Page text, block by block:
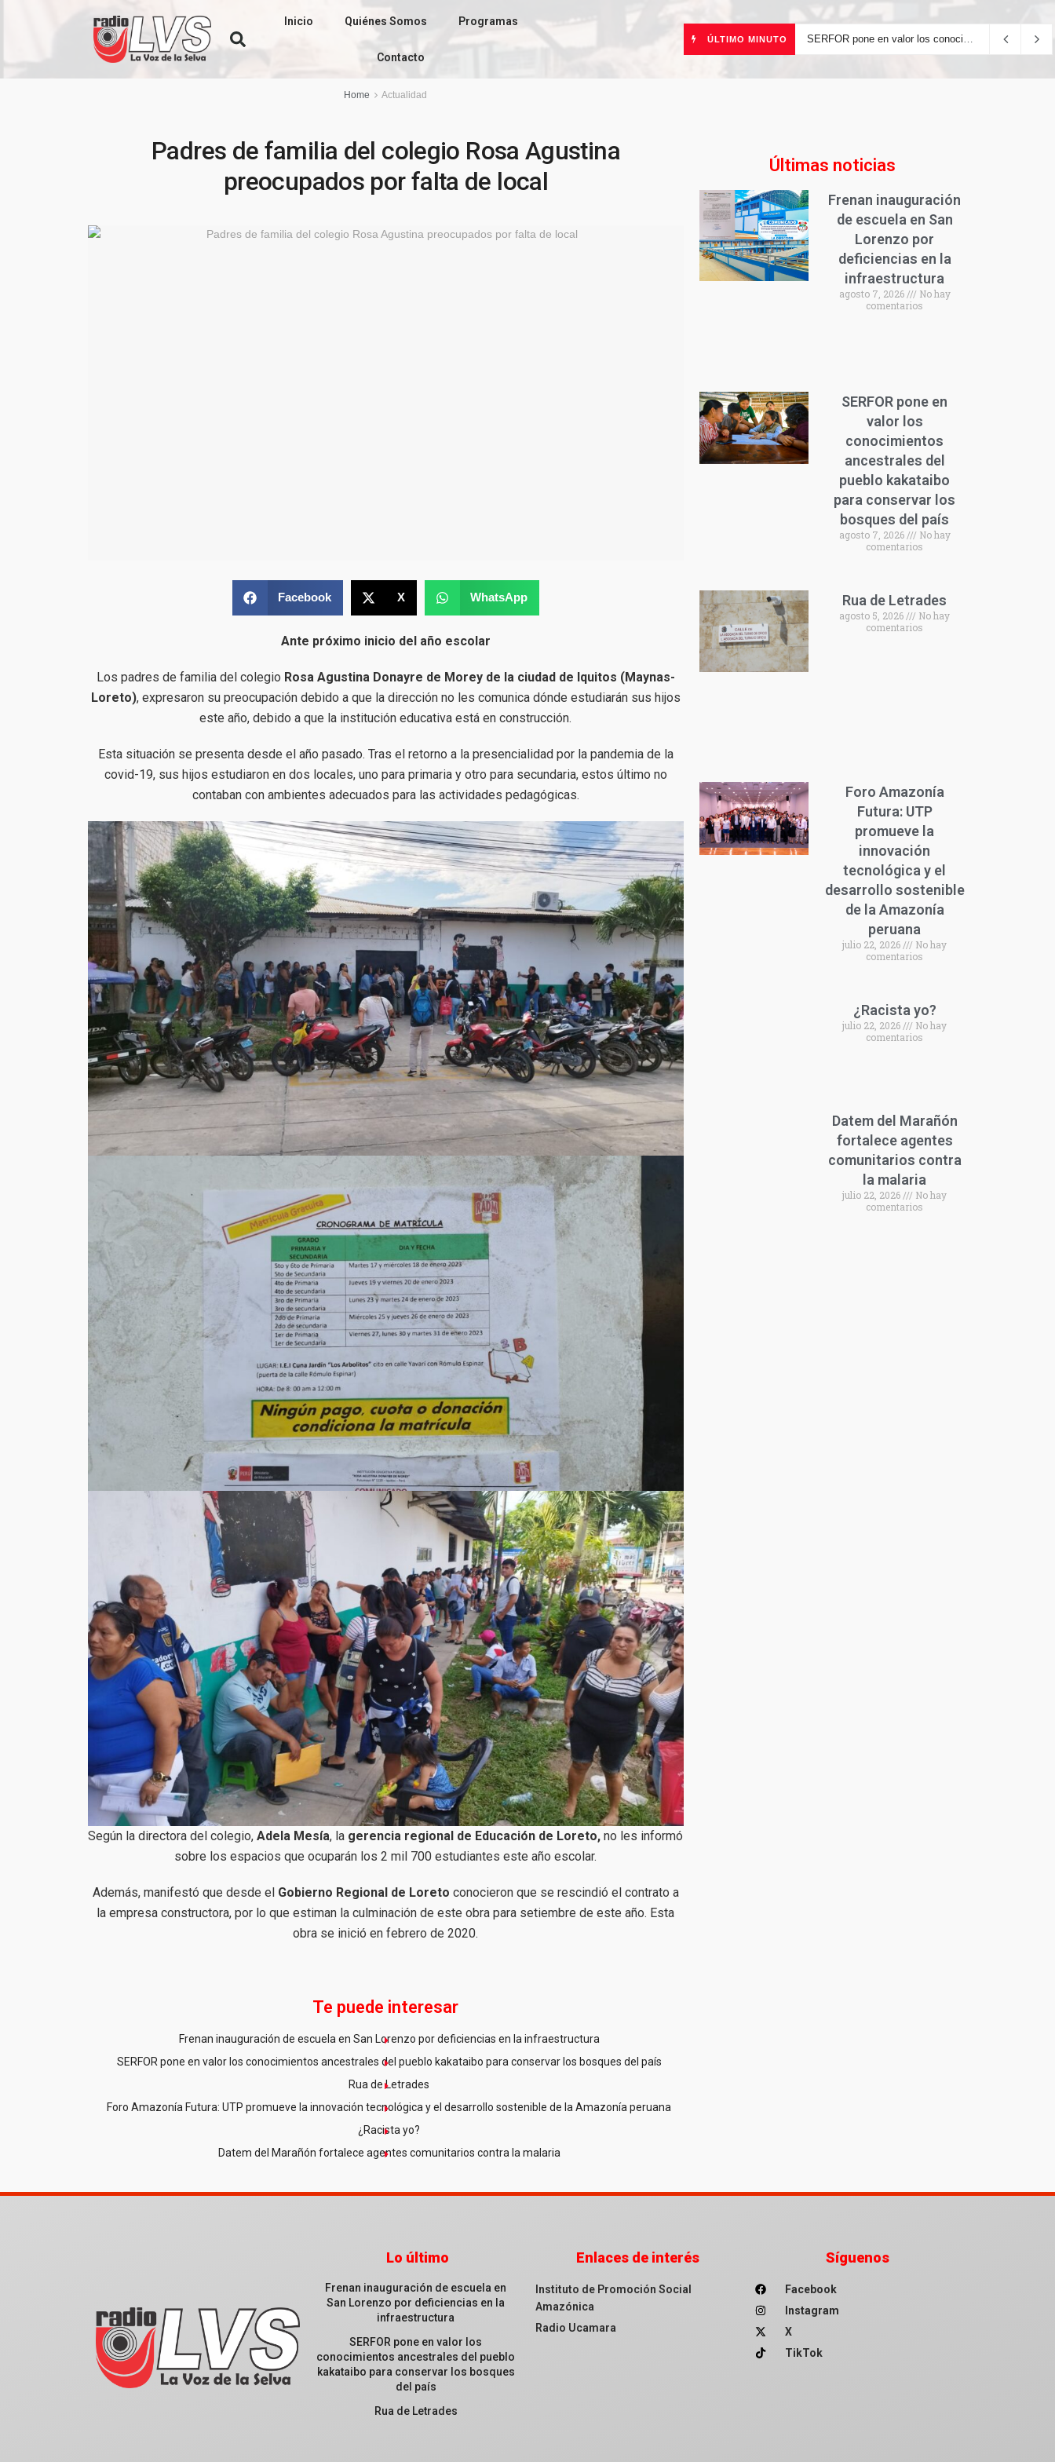
Inicio Quiénes Somos Programas
Contacto
ÚLTIMO MINUTO SERFOR pone en valor los conocimientos ancestrales del pueblo kakataibo para conservar los bosques del país
Home Actualidad
Padres de familia del colegio Rosa Agustina
preocupados por falta de local
Facebook X WhatsApp
Ante próximo inicio del año escolar
Los padres de familia del colegio Rosa Agustina Donayre de Morey de la ciudad de Iquitos (Maynas-
Loreto), expresaron su preocupación debido a que la dirección no les comunica dónde estudiarán sus hijos
este año, debido a que la institución educativa está en construcción.
Esta situación se presenta desde el año pasado. Tras el retorno a la presencialidad por la pandemia de la
covid-19, sus hijos estudiaron en dos locales, uno para primaria y otro para secundaria, estos último no
contaban con ambientes adecuados para las actividades pedagógicas.
Según la directora del colegio, Adela Mesía, la gerencia regional de Educación de Loreto, no les informó
sobre los espacios que ocuparán los 2 mil 700 estudiantes este año escolar.
Además, manifestó que desde el Gobierno Regional de Loreto conocieron que se rescindió el contrato a
la empresa constructora, por lo que estiman la culminación de este obra para setiembre de este año. Esta
obra se inició en febrero de 2020.
Te puede interesar
Frenan inauguración de escuela en San Lorenzo por deficiencias en la infraestructura
SERFOR pone en valor los conocimientos ancestrales del pueblo kakataibo para conservar los bosques del país
Rua de Letrades
Foro Amazonía Futura: UTP promueve la innovación tecnológica y el desarrollo sostenible de la Amazonía peruana
¿Racista yo?
Datem del Marañón fortalece agentes comunitarios contra la malaria
Últimas noticias
Frenan inauguración
de escuela en San
Lorenzo por
deficiencias en la
infraestructura
agosto 7, 2026
No hay
comentarios
SERFOR pone en
valor los
conocimientos
ancestrales del
pueblo kakataibo
para conservar los
bosques del país
agosto 7, 2026
No hay
comentarios
Rua de Letrades
agosto 5, 2026
No hay
comentarios
Foro Amazonía
Futura: UTP
promueve la
innovación
tecnológica y el
desarrollo sostenible
de la Amazonía
peruana
julio 22, 2026
No hay
comentarios
¿Racista yo?
julio 22, 2026
No hay
comentarios
Datem del Marañón
fortalece agentes
comunitarios contra
la malaria
julio 22, 2026
No hay
comentarios
Lo último
Frenan inauguración de escuela en
San Lorenzo por deficiencias en la
infraestructura
SERFOR pone en valor los
conocimientos ancestrales del pueblo
kakataibo para conservar los bosques
del país
Rua de Letrades
Enlaces de interés
Instituto de Promoción Social
Amazónica
Radio Ucamara
Síguenos
Facebook
Instagram
X
TikTok